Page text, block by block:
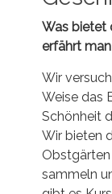
Was bietet
erfährt
Wir
Weise das
Schönheit
Wir bieten
sammeln